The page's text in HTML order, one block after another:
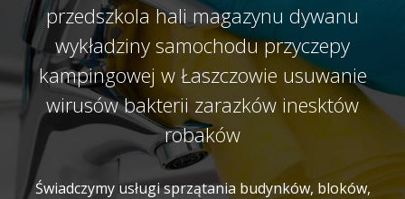
przedszkola hali magazynu dywanu
wykładziny samochodu przyczepy
kampingowej w Łaszczowie usuwanie
wirusów bakterii zarazków inesktów
robaków
Świadczymy usługi sprzątania budynków, bloków,